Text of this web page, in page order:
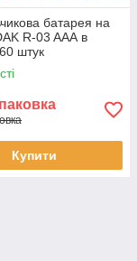
батарея на
R-03 AAА в
штук
Купити